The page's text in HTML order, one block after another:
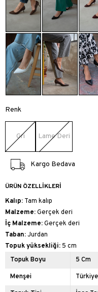
Renk
Gri Lame Deri
Kargo Bedava
ÜRÜN ÖZELLIKLERI
Kalıp: Tam kalıp
Malzeme:Gerçek deri
İç Malzeme:Gerçek deri
Taban:Jurdan
Topuk yüksekliği: 5 cm
Topuk Boyu
5 Cm
Menşei Türkiye